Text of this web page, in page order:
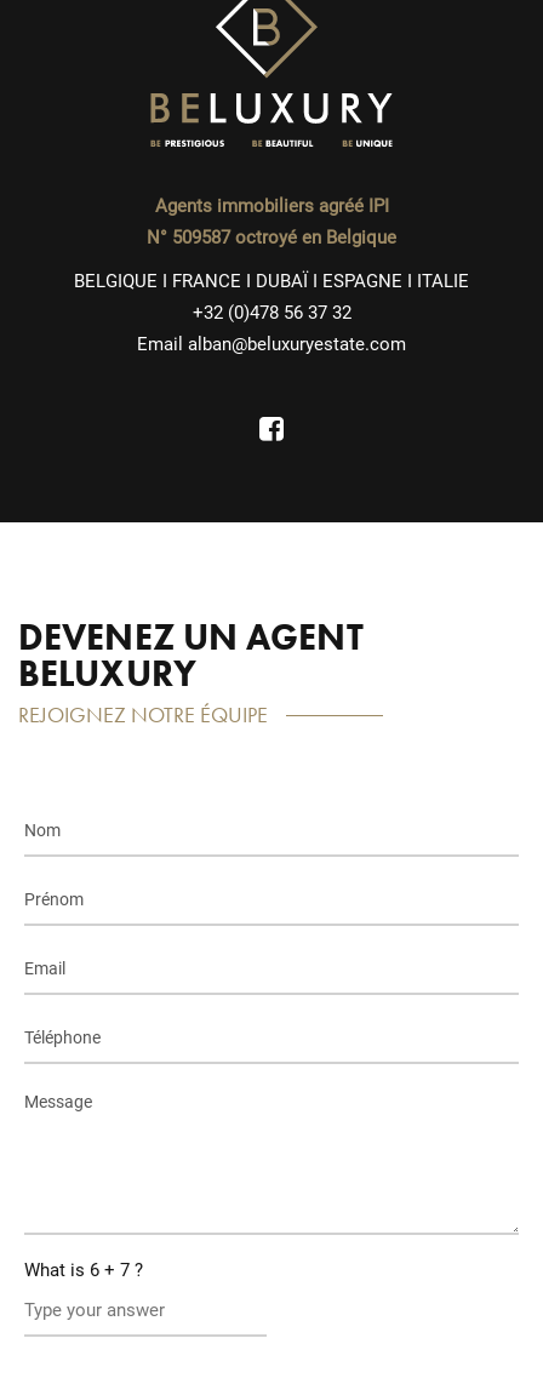
Agents immobiliers agréé IPI
N° 509587 octroyé en Belgique
BELGIQUE I FRANCE I DUBAÏ I ESPAGNE I ITALIE
+32 (0)478 56 37 32
Email alban@beluxuryestate.com
DEVENEZ UN AGENT
BELUXURY
REJOIGNEZ NOTRE ÉQUIPE
What is 6 + 7 ?